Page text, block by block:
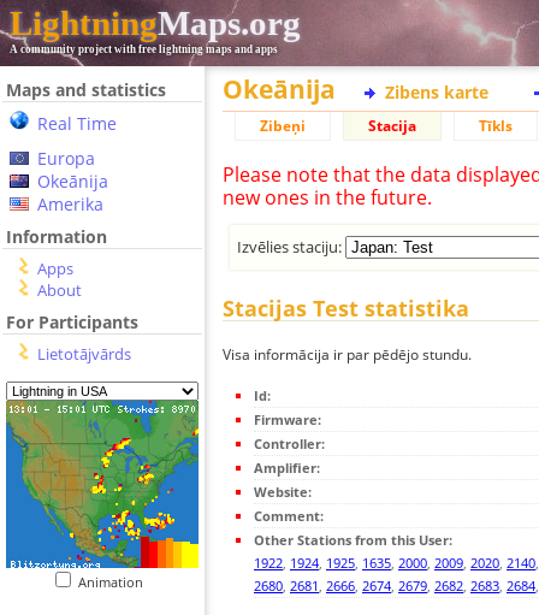
LightningMaps.org
A community project with free lightning maps and apps
Maps and statistics
Real Time
Europa
Okeānija
Amerika
Information
Apps
About
For Participants
Lietotājvārds
Animation
Okeānija Zibens karte
Zibeņi Stacija Tīkls
Please note that the data
new ones in the future.
Izvēlies staciju:
Stacijas Test statistika
Visa informācija ir par pēdējo stundu.
Id:
Firmware:
Controller:
Amplifier:
Website:
Comment:
Other Stations from this User:
1922, 1924, 1925, 1635, 2000, 2009, 2020, 2140
2680, 2681, 2666, 2674, 2679, 2682, 2683, 2684